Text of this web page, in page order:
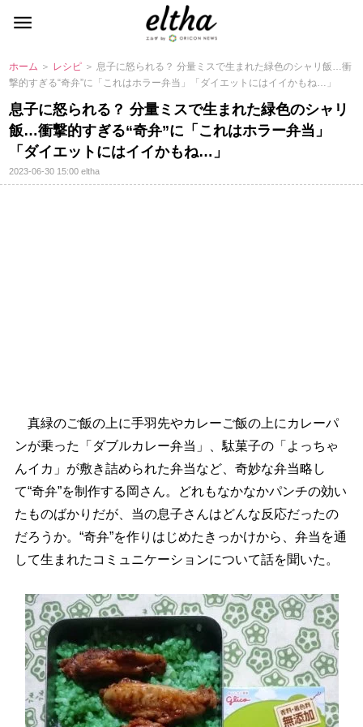
ホーム ＞ レシピ ＞ 息子に怒られる？ 分量ミスで生まれた緑色のシャリ飯…衝
撃的すぎる“奇弁”に「これはホラー弁当」「ダイエットにはイイかもね…」
息子に怒られる？ 分量ミスで生まれた緑色のシャリ
飯…衝撃的すぎる“奇弁”に「これはホラー弁当」
「ダイエットにはイイかもね…」
2023-06-30 15:00eltha
真緑のご飯の上に手羽先やカレーご飯の上にカレーパ
ンが乗った「ダブルカレー弁当」、駄菓子の「よっちゃ
んイカ」が敷き詰められた弁当など、奇妙な弁当略し
て“奇弁”を制作する岡さん。どれもなかなかパンチの効い
たものばかりだが、当の息子さんはどんな反応だったの
だろうか。“奇弁”を作りはじめたきっかけから、弁当を通
して生まれたコミュニケーションについて話を聞いた。